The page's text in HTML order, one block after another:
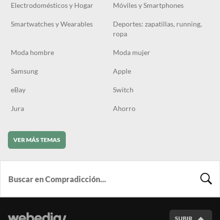
Electrodomésticos y Hogar Móviles y Smartphones
Smartwatches y Wearables
Deportes: zapatillas, running,
ropa
Moda hombre Moda mujer
Samsung Apple
eBay Switch
Jura Ahorro
VER MÁS TEMAS
SUBIR